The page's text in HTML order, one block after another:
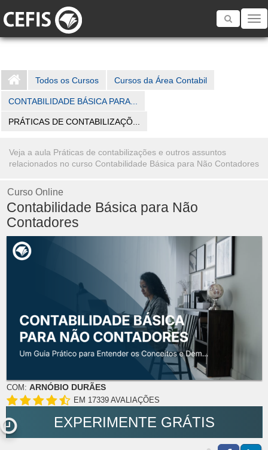
Toggle
Todos os Cursos Cursos da Área Contabil
CONTABILIDADE BÁSICA PARA...
PRÁTICAS DE CONTABILIZAÇÕ...
Veja a aula Práticas de contabilizações e outros assuntos
relacionados no curso Contabilidade Básica para Não Contadores
Curso Online
Contabilidade Básica para Não
Contadores
COM: ARNÓBIO DURÃES
EM 17339 AVALIAÇÕES
EXPERIMENTE GRÁTIS